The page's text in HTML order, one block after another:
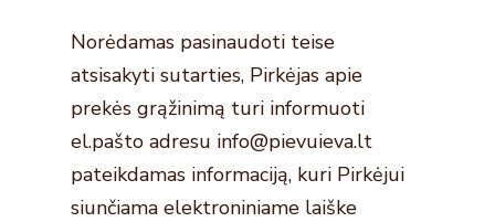
Norėdamas pasinaudoti teise
atsisakyti sutarties, Pirkėjas apie
prekės grąžinimą turi informuoti
el.pašto adresu info@pievuieva.lt
pateikdamas informaciją, kuri Pirkėjui
siunčiama elektroniniame laiške